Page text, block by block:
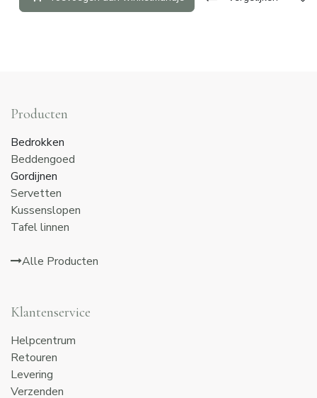
Producten
Bedrokken
Beddengoed
Gordijnen
Servetten
Kussenslopen
Tafel linnen
Alle Producten
Klantenservice
Helpcentrum
Retouren
Levering
Verzenden